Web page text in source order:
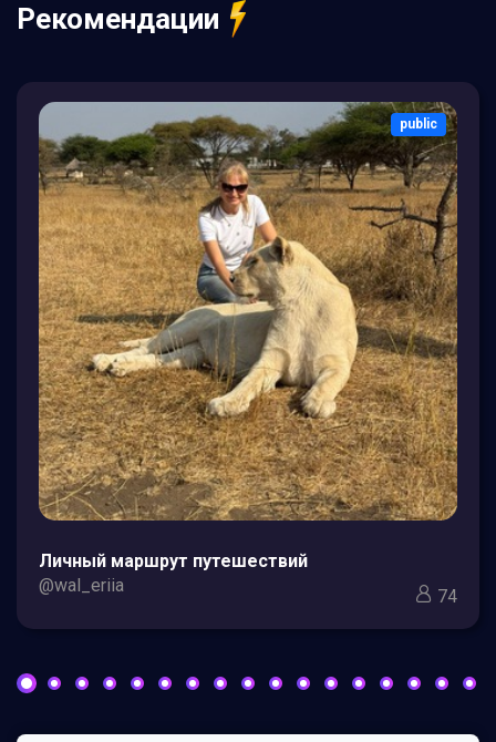
Рекомендации
public
Личный маршрут путешествий
@wal_eriia
74